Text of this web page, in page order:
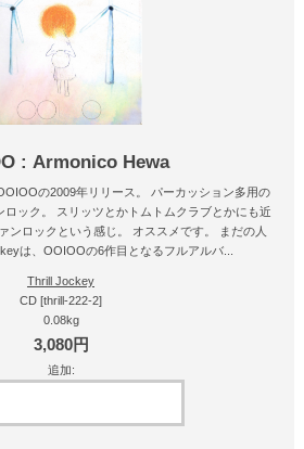
: Armonico Hewa
の2009年リリース。 パーカッション多用の
ック。 スリッツとかトムトムクラブとかにも近
ンロックという感じ。 オススメです。 まだの人
は、OOIOOの6作目となるフルアルバ...
Thrill Jockey
CD [thrill-222-2]
0.08kg
3,080円
追加: